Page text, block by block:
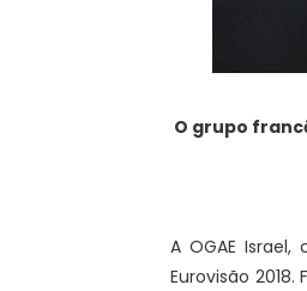
O grupo
A OGAE
Eurovisão